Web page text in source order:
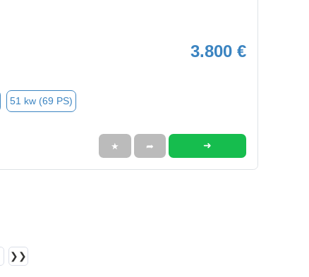
3.800 €
51 kw (69 PS)
★ ➦ ➜
❯❯